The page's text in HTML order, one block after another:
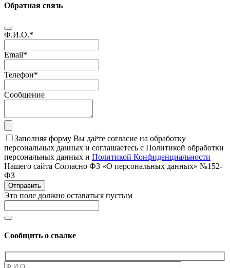
Обратная связь
Ф.И.О.*
Email*
Телефон*
Сообщение
Заполняя форму Вы даёте согласие на обработку
персональных данных и соглашаетесь с Политикой обработки
персональных данных и Политикой Конфиденциальности
Нашего сайта Согласно ФЗ «О персональных данных» №152-
ФЗ
Отправить
Это поле должно оставаться пустым
Сообщить о свалке